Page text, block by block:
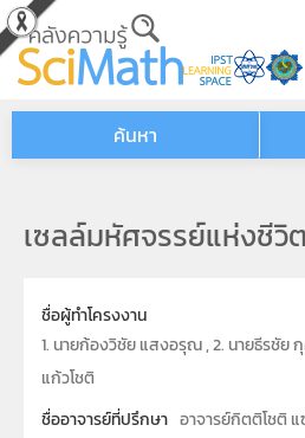
Skip to main content
ค้นหา
เซลล์มหัศจรรย์แห่งชีวิต
ชื่อผู้ทำโครงงาน
1. นายก้องวิชัย แสงอรุณ , 2. นายธีรชัย
แก้วโชติ
ชื่ออาจารย์ที่ปรึกษา อาจารย์กิตติโชติ แ